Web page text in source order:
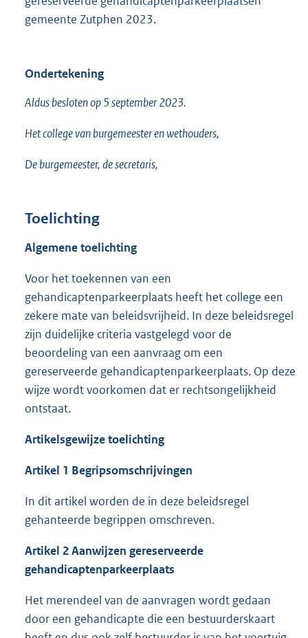
gemeente Zutphen 2023.
Ondertekening
Aldus besloten op 5 september 2023.
Het college van burgemeester en wethouders,
De burgemeester, de secretaris,
Toelichting
Algemene toelichting
Voor het toekennen van een
gehandicaptenparkeerplaats heeft het college een
zekere mate van beleidsvrijheid. In deze beleidsregel
zijn duidelijke criteria vastgelegd voor de
beoordeling van een aanvraag om een
gereserveerde gehandicaptenparkeerplaats. Op deze
wijze wordt voorkomen dat er rechtsongelijkheid
ontstaat.
Artikelsgewijze toelichting
Artikel 1 Begripsomschrijvingen
In dit artikel worden de in deze beleidsregel
gehanteerde begrippen omschreven.
Artikel 2Aanwijzen gereserveerde
gehandicaptenparkeerplaats
Het merendeel van de aanvragen wordt gedaan
door een gehandicapte die een bestuurderskaart